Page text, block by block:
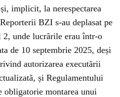
implicit, la nerespectarea
BZI s-au deplasat pe
2, unde lucrările erau într-o
de 10 septembrie 2025, deși
autorizarea executării
și Regulamentului
obligatorie montarea unui